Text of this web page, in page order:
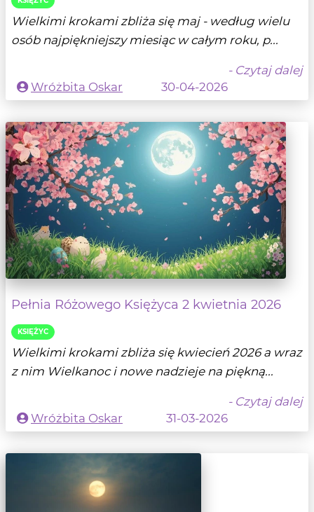
Wielkimi krokami zbliża się maj - według wielu
osób najpiękniejszy miesiąc w całym roku, p...
- Czytaj dalej
Wróżbita Oskar
30-04-2026
Pełnia Różowego Księżyca 2 kwietnia 2026
KSIĘŻYC
Wielkimi krokami zbliża się kwiecień 2026 a wraz
z nim Wielkanoc i nowe nadzieje na piękną...
- Czytaj dalej
Wróżbita Oskar
31-03-2026